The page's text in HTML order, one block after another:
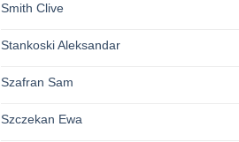
Smith Clive
Stankoski Aleksandar
Szafran Sam
Szczekan Ewa